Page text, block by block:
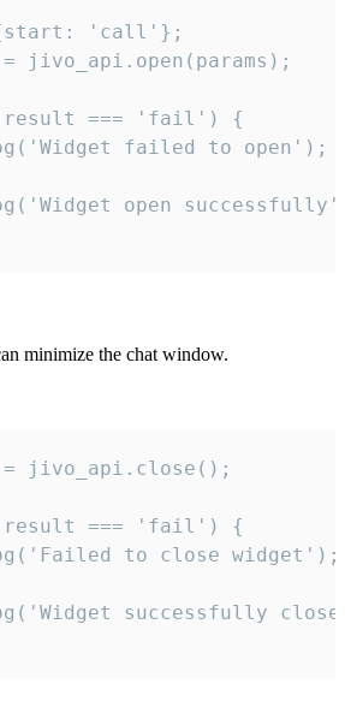
{start: 'call'};
jivo_api.open(params);
=== 'fail') {
failed to open');
open
minimize the chat window.
jivo_api.close();
=== 'fail') {
to close widget');
successfully